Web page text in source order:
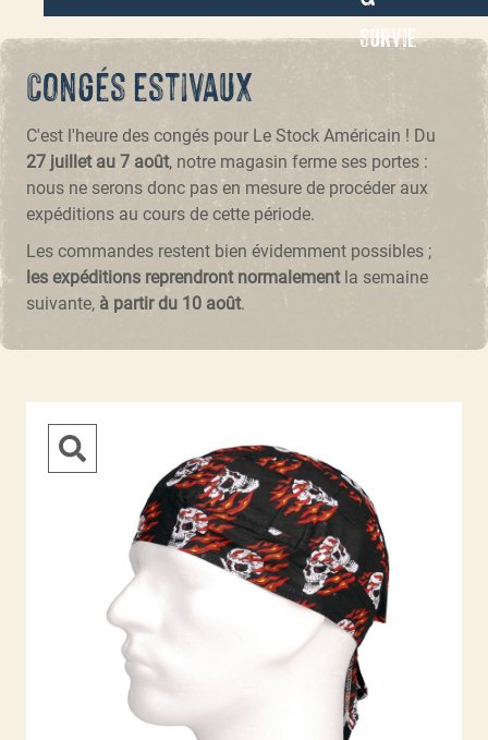
Survie
Congés estivaux
C'est l'heure des congés pour Le Stock Américain ! Du
27 juillet au 7 août, notre magasin ferme ses portes :
nous ne serons donc pas en mesure de procéder aux
expéditions au cours de cette période.
Les commandes restent bien évidemment possibles ;
les expéditions reprendront normalementla semaine
suivante, à partir du 10 août.